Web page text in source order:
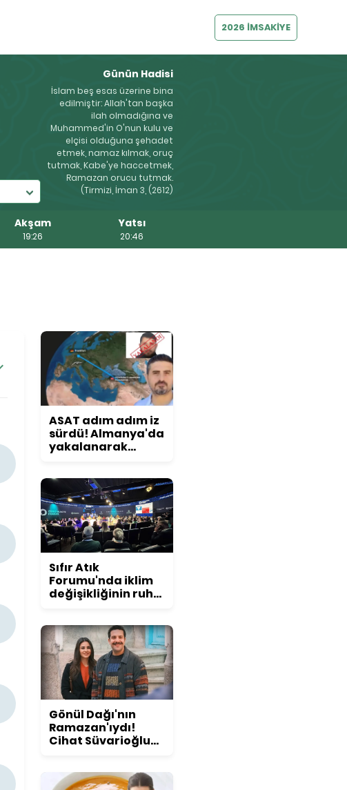
2026 İMSAKİYE
Günün Hadisi
İslam beş esas üzerine bina
edilmiştir: Allah'tan başka
ilah olmadığına ve
Muhammed'in O'nun kulu ve
elçisi olduğuna şehadet
etmek, namaz kılmak, oruç
tutmak, Kabe'ye haccetmek,
Ramazan orucu tutmak.
(Tirmizi, İman 3, (2612)
Akşam
19:26
Yatsı
20:46
ASAT adım adım iz
sürdü! Almanya'da
yakalanarak
Sıfır Atık
Forumu'nda iklim
değişikliğinin ruh
Gönül Dağı'nın
Ramazan'ıydı!
Cihat Süvarioğlu
oluyor!